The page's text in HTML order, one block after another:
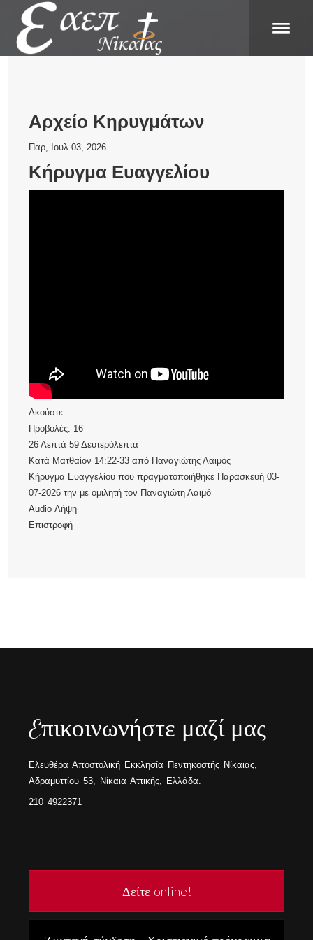
Αρχείο Κηρυγμάτων
Παρ, Ιουλ 03, 2026
Κήρυγμα Ευαγγελίου
Ακούστε
Προβολές: 16
26 Λεπτά 59 Δευτερόλεπτα
Κατά Ματθαίον 14:22-33 από Παναγιώτης Λαιμός
Κήρυγμα Ευαγγελίου που πραγματοποιήθηκε Παρασκευή 03-
07-2026 την με ομιλητή τον Παναγιώτη Λαιμό
Audio Λήψη
Επιστροφή
Eπικοινωνήστε μαζί μας
Ελευθέρα Αποστολική Εκκλησία Πεντηκοστής Νίκαιας,
Αδραμυττίου 53, Νίκαια Αττικής, Ελλάδα.
210 4922371
Δείτε online!